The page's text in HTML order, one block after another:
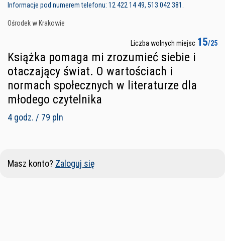
Informacje pod numerem telefonu: 12 422 14 49, 513 042 381.
Ośrodek w Krakowie
Liczba wolnych miejsc 15/25
Książka pomaga mi zrozumieć siebie i
otaczający świat. O wartościach i
normach społecznych w literaturze dla
młodego czytelnika
4 godz. / 79 pln
Masz konto? Zaloguj się